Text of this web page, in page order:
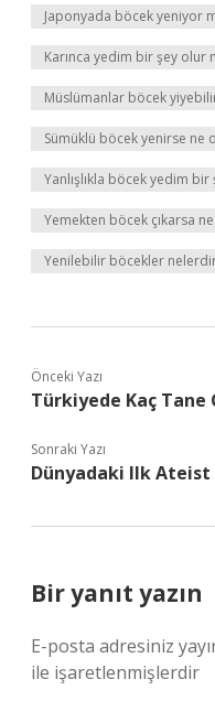
Japonyada böcek yeniyor
Karınca yedim bir şey olur
Müslümanlar böcek
Sümüklü böcek yenirse ne
Yanlışlıkla böcek yedim
Yemekten böcek çıkarsa
Yenilebilir böcekler
Önceki Yazı
Türkiyede Kaç Tane
Sonraki Yazı
Dünyadaki Ilk
Bir yanıt yazın
E-posta adresiniz
ile işaretlenmişlerdir